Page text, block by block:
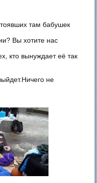
там бабушек
Вы хотите нас
кто вынуждает её так
не